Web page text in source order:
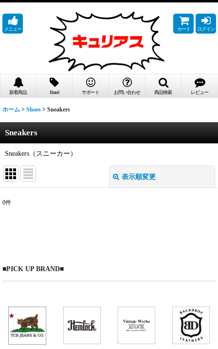
メニュー カート ログイン
新着商品 Brand サポート お問い合わせ 商品検索 レビュー
ホーム > Shoes > Sneakers
Sneakers
Sneakers（スニーカー）
表示順変更
絞り込む
0件
■PICK UP BRAND■